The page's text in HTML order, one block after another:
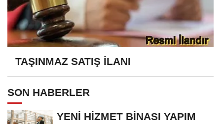
TAŞINMAZ SATIŞ İLANI
SON HABERLER
YENİ HİZMET BİNASI YAPIM